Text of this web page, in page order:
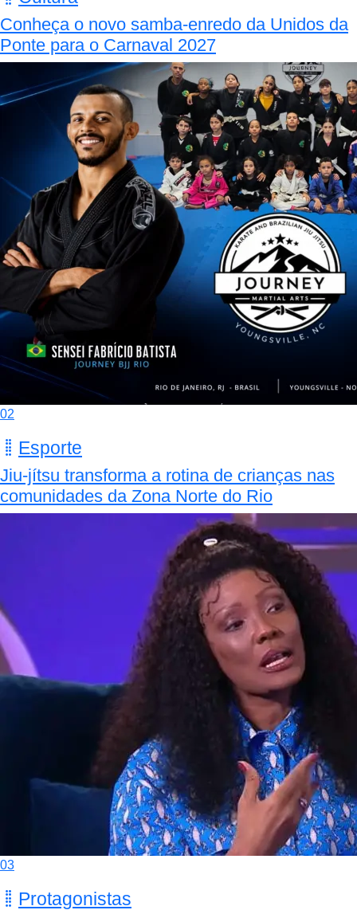
Conheça o novo samba-enredo da Unidos da
Ponte para o Carnaval 2027
02
Esporte
Jiu-jítsu transforma a rotina de crianças nas
comunidades da Zona Norte do Rio
03
Protagonistas